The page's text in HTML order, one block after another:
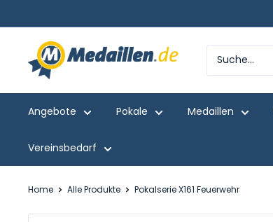
zum
Medaillen.de
Angebote Pokale Medaillen
Vereinsbedarf
Home Alle Produkte Pokalserie X161 Feuerwehr